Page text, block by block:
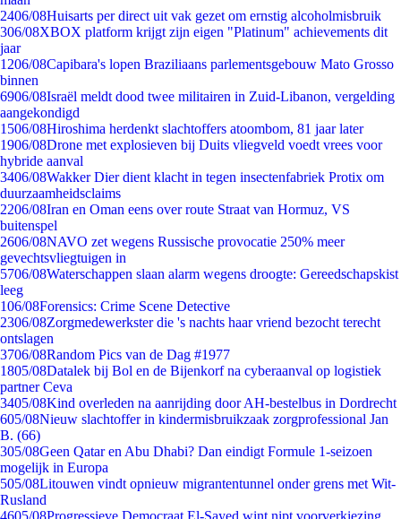
2406/08Huisarts per direct uit vak gezet om ernstig alcoholmisbruik
306/08XBOX platform krijgt zijn eigen "Platinum" achievements dit
jaar
1206/08Capibara's lopen Braziliaans parlementsgebouw Mato Grosso
binnen
6906/08Israël meldt dood twee militairen in Zuid-Libanon, vergelding
aangekondigd
1506/08Hiroshima herdenkt slachtoffers atoombom, 81 jaar later
1906/08Drone met explosieven bij Duits vliegveld voedt vrees voor
hybride aanval
3406/08Wakker Dier dient klacht in tegen insectenfabriek Protix om
duurzaamheidsclaims
2206/08Iran en Oman eens over route Straat van Hormuz, VS
buitenspel
2606/08NAVO zet wegens Russische provocatie 250% meer
gevechtsvliegtuigen in
5706/08Waterschappen slaan alarm wegens droogte: Gereedschapskist
leeg
106/08Forensics: Crime Scene Detective
2306/08Zorgmedewerkster die 's nachts haar vriend bezocht terecht
ontslagen
3706/08Random Pics van de Dag #1977
1805/08Datalek bij Bol en de Bijenkorf na cyberaanval op logistiek
partner Ceva
3405/08Kind overleden na aanrijding door AH-bestelbus in Dordrecht
605/08Nieuw slachtoffer in kindermisbruikzaak zorgprofessional Jan
B. (66)
305/08Geen Qatar en Abu Dhabi? Dan eindigt Formule 1-seizoen
mogelijk in Europa
505/08Litouwen vindt opnieuw migrantentunnel onder grens met Wit-
Rusland
4605/08Progressieve Democraat El-Sayed wint nipt voorverkiezing